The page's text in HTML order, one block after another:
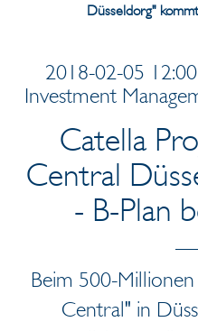
Düsseldorg"
2018-02-05
Investment
Catella
Central
- B-Plan
Beim 500-
Central" in